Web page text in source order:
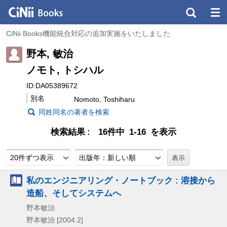
CiNii Books機能統合対応の追加実施をいたしました
野本, 敏治
ノモト, トシハル
ID:DA05389672
別名
Nomoto, Toshiharu
同姓同名の著者を検索
検索結果 16件中 1-16 を表示
20件ずつ表示 出版年：新しい順
私のエンジニアリング・ノートブック : 溶接から
造船、そしてシステムへ
野本敏治
野本敏治 [2004.2]